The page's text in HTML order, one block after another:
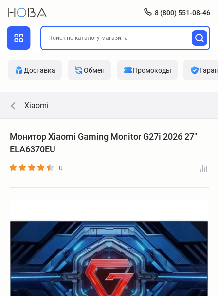
8 (800) 551-08-46
Доставка Обмен Промокоды
Xiaomi
Монитор Xiaomi Gaming Monitor G27i 2026 27"
ELA6370EU
0